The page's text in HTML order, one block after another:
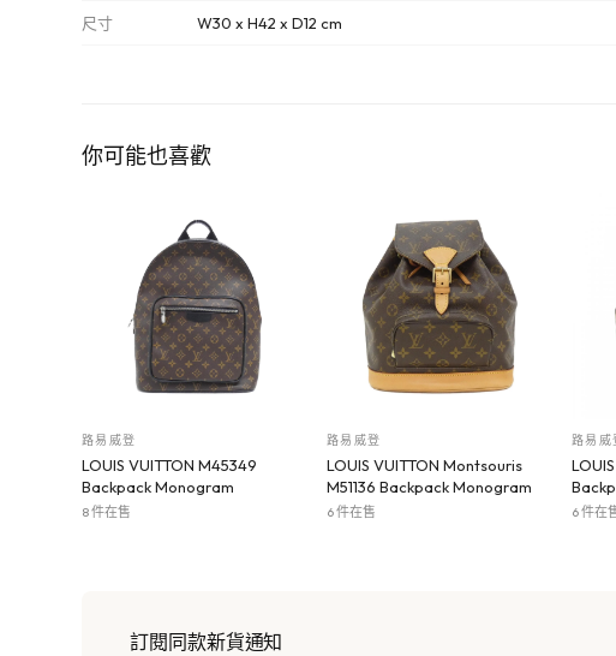
尺寸 W30 x H42 x D12 cm
你可能也喜歡
路易威登
LOUIS VUITTON M45349
Backpack Monogram
8 件在售
路易威登
LOUIS VUITTON Montsouris
M51136 Backpack Monogram
6 件在售
路易威
6 件在
訂閱同款新貨通知